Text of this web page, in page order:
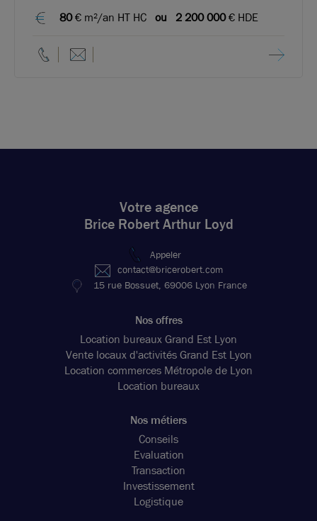
80€ m²/an HT HC ou 2 200 000€ HDE
Votre agence
Brice Robert Arthur Loyd
Appeler
contact@bricerobert.com
15 rue Bossuet, 69006 Lyon France
Nos offres
Location bureaux Grand Est Lyon
Vente locaux d'activités Grand Est Lyon
Location commerces Métropole de Lyon
Location bureaux
Nos métiers
Conseils
Evaluation
Transaction
Investissement
Logistique